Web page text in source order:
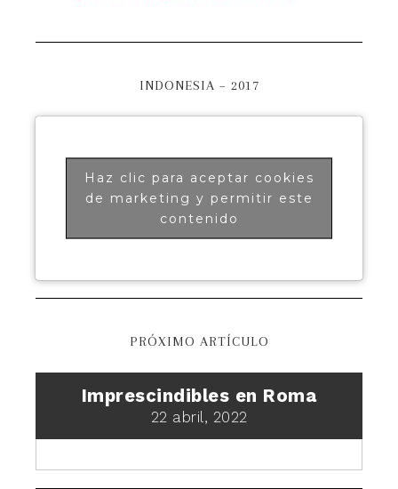
INDONESIA – 2017
Haz clic para aceptar cookies
de marketing y permitir este
contenido
PRÓXIMO ARTÍCULO
Imprescindibles en Roma
22 abril, 2022